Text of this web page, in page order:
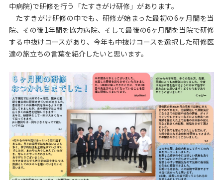
中病院)で研修を行う「たすきがけ研修」があります。
たすきがけ研修の中でも、研修が始まった最初の6ヶ月間を当
院、その後1年間を協力病院、そして最後の6ヶ月間を当院で研修
する中抜けコースがあり、今年も中抜けコースを選択した研修医
達の旅立ちの言葉を紹介したいと思います。